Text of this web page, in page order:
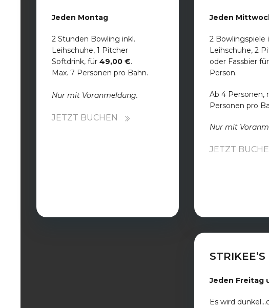
Jeden Montag
2 Stunden Bowling inkl.
Leihschuhe, 1 Pitcher
Softdrink, für 49,00 €.
Max. 7 Personen pro Bahn.
Nur mit Voranmeldung.
JETZT BUCHEN
Jeden
2 Bowlingspiele
Leihschuhe, 2
oder Fassbier für
Person.
Ab 4 Personen,
Personen pro
Nur mit
JETZT
Jeden Freitag
Es wird